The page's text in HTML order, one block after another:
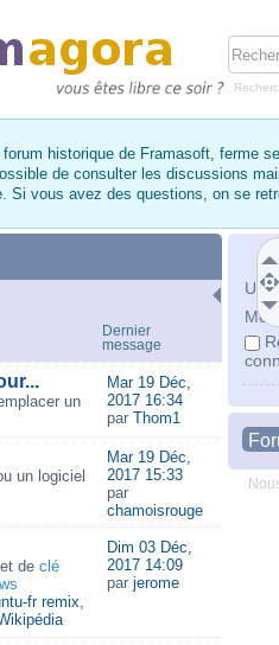
historique de Framasoft, ferme
de consulter les discussions
Si vous avez des questions, on se
Mot
Dernier
message
un
Mar 19 Déc,
2017 16:34
par Thom1
un logiciel
Mar 19 Déc,
2017 15:33
par
chamoisrouge
de clé
fr remix,
Dim 03 Déc,
2017 14:09
par jerome